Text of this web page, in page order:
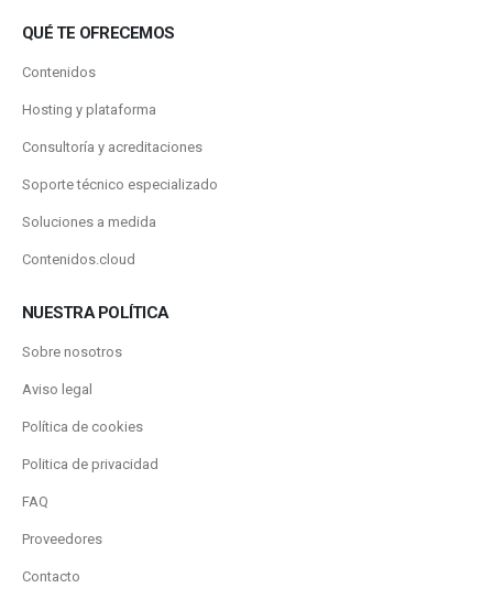
QUÉ TE OFRECEMOS
Contenidos
Hosting y plataforma
Consultoría y acreditaciones
Soporte técnico especializado
Soluciones a medida
Contenidos.cloud
NUESTRA POLÍTICA
Sobre nosotros
Aviso legal
Política de cookies
Politica de privacidad
FAQ
Proveedores
Contacto